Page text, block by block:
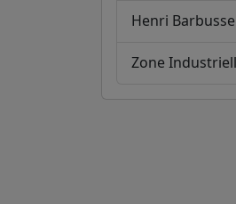
Henri Barbusse
Zone